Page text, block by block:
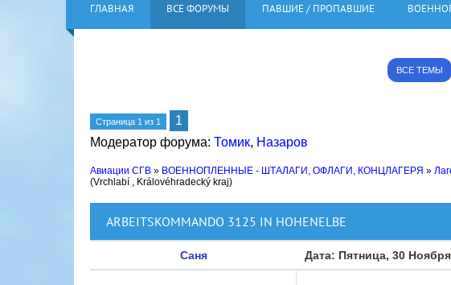
ГЛАВНАЯ ВСЕ ФОРУМЫ ПАВШИЕ / ПРОПАВШИЕ
ВСЕ ТЕМЫ
Страница 1 из 1
1
Модератор форума: Томик, Назаров
Авиации СГВ » ВОЕННОПЛЕННЫЕ - ШТАЛАГИ, ОФЛАГИ, КОНЦЛАГЕРЯ »
(Vrchlabí , Královéhradecký kraj)
ARBEITSKOMMANDO 3125 IN HOHENELBE
Саня Дата: Пятница, 30